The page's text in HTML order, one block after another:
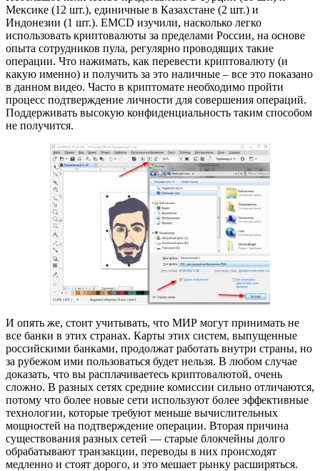
Мексике (12 шт.), единичные в Казахстане (2 шт.) и
Индонезии (1 шт.). EMCD изучили, насколько легко
использовать криптовалюты за пределами России, на основе
опыта сотрудников пула, регулярно проводящих такие
операции. Что нажимать, как перевести криптовалюту (и
какую именно) и получить за это наличные – все это показано
в данном видео. Часто в криптомате необходимо пройти
процесс подтверждение личности для совершения операций.
Поддерживать высокую конфиденциальность таким способом
не получится.
И опять же, стоит учитывать, что МИР могут принимать не
все банки в этих странах. Карты этих систем, выпущенные
российскими банками, продолжат работать внутри страны, но
за рубежом ими пользоваться будет нельзя. В любом случае
доказать, что вы расплачиваетесь криптовалютой, очень
сложно. В разных сетях средние комиссии сильно отличаются,
потому что более новые сети используют более эффективные
технологии, которые требуют меньше вычислительных
мощностей на подтверждение операции. Вторая причина
существования разных сетей — старые блокчейны долго
обрабатывают транзакции, переводы в них происходят
медленно и стоят дорого, и это мешает рынку расширяться.